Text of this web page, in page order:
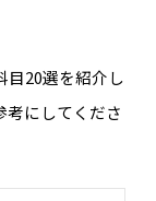
目20選を紹介し
考にしてくださ